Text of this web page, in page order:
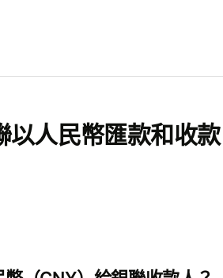
以人民幣匯款和收款